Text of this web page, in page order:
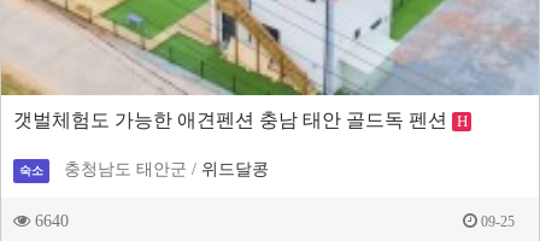
갯벌체험도 가능한 애견펜션 충남 태안 골드독 펜션 H
숙소 충청남도 태안군 / 위드달콩
6640 09-25